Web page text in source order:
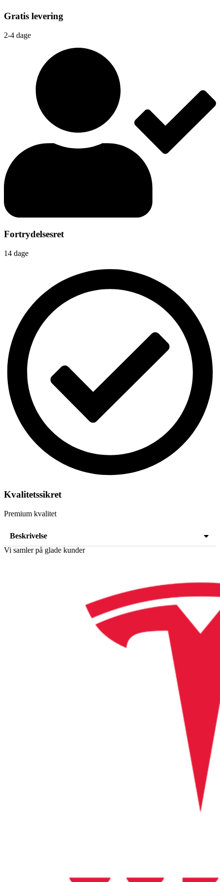
Gratis levering
2-4 dage
Fortrydelsesret
14 dage
Kvalitetssikret
Premium kvalitet
Beskrivelse
Vi samler på glade kunder